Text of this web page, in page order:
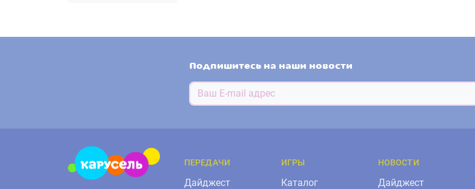
Подпишитесь на наши новости
ПЕРЕДАЧИ
Дайджест
ИГРЫ
Каталог
НОВОСТИ
Дайджест